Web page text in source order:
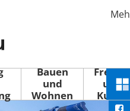
Bauen
und
Wohnen
Freizeit
und
Kultur